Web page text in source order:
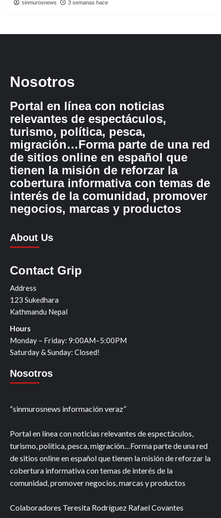
sinmurosnews 3 semanas hace
Nosotros
Portal en línea con noticias
relevantes de espectáculos,
turismo, política, pesca,
migración…Forma parte de una red
de sitios online en español que
tienen la misión de reforzar la
cobertura informativa con temas de
interés de la comunidad, promover
negocios, marcas y productos
About Us
Contact Grip
Address
123 Sukedhara
Kathmandu Nepal
Hours
Monday – Friday: 9:00AM–5:00PM
Saturday & Sunday: Closed!
Nosotros
“sinmurosnews información veraz”
Portal en línea con noticias relevantes de espectáculos,
turismo, política, pesca, migración…Forma parte de una red
de sitios online en español que tienen la misión de reforzar la
cobertura informativa con temas de interés de la
comunidad, promover negocios, marcas y productos
Colaboradores Teresita Rodríguez Rafael Covantes